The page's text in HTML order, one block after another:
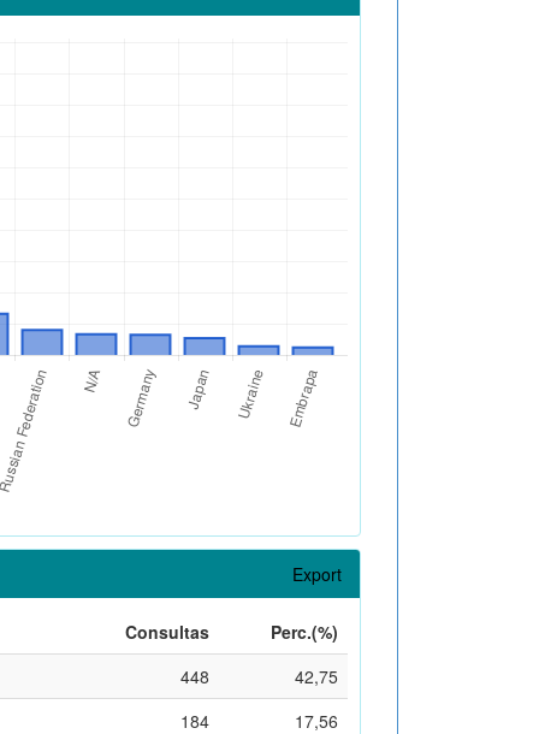
Export
Consultas
Perc.(%)
448
42,75
184
17,56